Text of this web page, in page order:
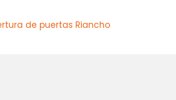
de puertas Riancho